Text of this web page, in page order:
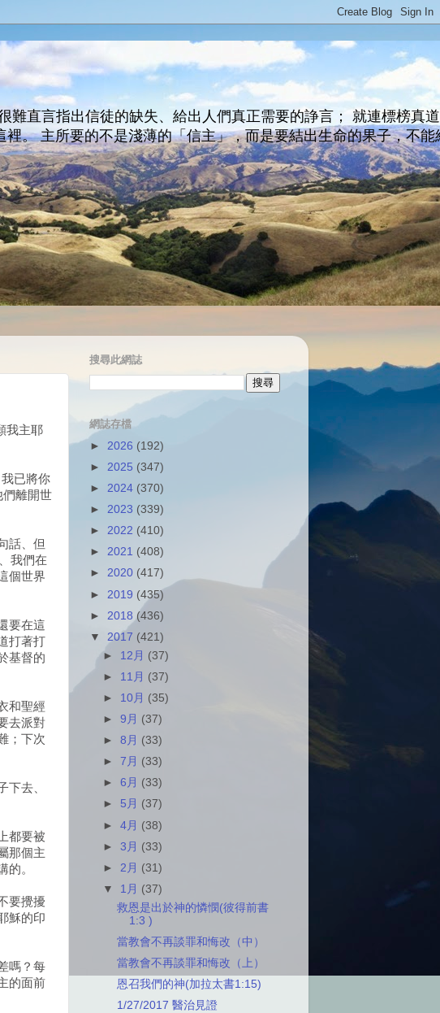
直言指出信徒的缺失、給出人們真正需要的諍言； 就連標榜真
。 主所要的不是淺薄的「信主」，而是要結出生命的果子，不能
我主耶
已將你
們離開世
話、但
我們在
個世界
要在這
打著打
基督的
和聖經
去派對
；下次
下去、
都要被
那個主
的。
要攪擾
穌的印
嗎？每
的面前
搜尋此網誌
網誌存檔
► 2026 (192)
► 2025 (347)
► 2024 (370)
► 2023 (339)
► 2022 (410)
► 2021 (408)
► 2020 (417)
► 2019 (435)
► 2018 (436)
▼ 2017 (421)
► 12月 (37)
► 11月 (37)
► 10月 (35)
►9月 (37)
►8月 (33)
►7月 (33)
►6月 (33)
► 5月 (37)
►4月 (38)
►3月 (33)
► 2月 (31)
▼ 1月 (37)
救恩是出於神的憐憫(彼得前書
1:3 )
當教會不再談罪和悔改（中）
當教會不再談罪和悔改（上）
恩召我們的神(加拉太書1:15)
1/27/2017 醫治見證